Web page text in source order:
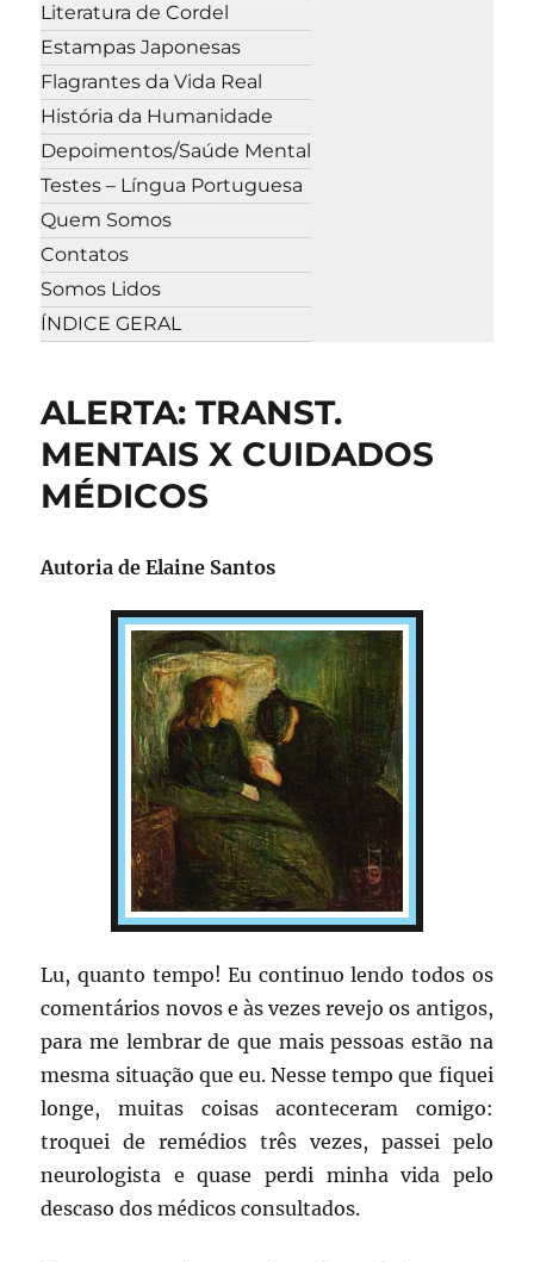
Literatura de Cordel
Estampas Japonesas
Flagrantes da Vida Real
História da Humanidade
Depoimentos/Saúde Mental
Testes – Língua Portuguesa
Quem Somos
Contatos
Somos Lidos
ÍNDICE GERAL
ALERTA: TRANST.
MENTAIS X CUIDADOS
MÉDICOS
Autoria de Elaine Santos
Lu, quanto tempo! Eu continuo lendo todos os
comentários novos e às vezes revejo os antigos,
para me lembrar de que mais pessoas estão na
mesma situação que eu. Nesse tempo que fiquei
longe, muitas coisas aconteceram comigo:
troquei de remédios três vezes, passei pelo
neurologista e quase perdi minha vida pelo
descaso dos médicos consultados.